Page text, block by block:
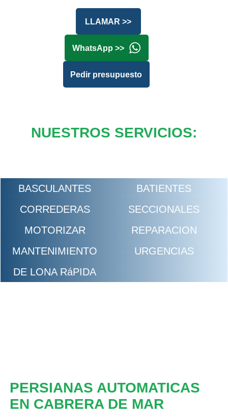
LLAMAR >>
WhatsApp >>
Pedir presupuesto
NUESTROS SERVICIOS:
BASCULANTES
BATIENTES
CORREDERAS
SECCIONALES
MOTORIZAR
REPARACION
MANTENIMIENTO
URGENCIAS
DE LONA RáPIDA
PERSIANAS AUTOMATICAS
EN CABRERA DE MAR